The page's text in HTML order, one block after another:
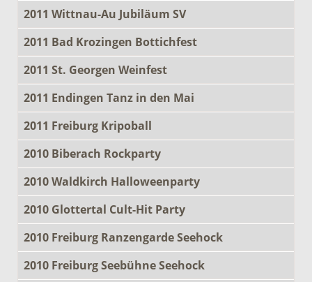
2011 Wittnau-Au Jubiläum SV
2011 Bad Krozingen Bottichfest
2011 St. Georgen Weinfest
2011 Endingen Tanz in den Mai
2011 Freiburg Kripoball
2010 Biberach Rockparty
2010 Waldkirch Halloweenparty
2010 Glottertal Cult-Hit Party
2010 Freiburg Ranzengarde Seehock
2010 Freiburg Seebühne Seehock